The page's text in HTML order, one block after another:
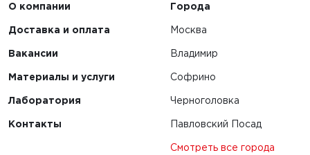
1 2 3
О компании
Доставка и оплата
Вакансии
Материалы и услуги
Лаборатория
Контакты
Города
Москва
Владимир
Софрино
Черноголовка
Павловский Посад
Смотреть все города